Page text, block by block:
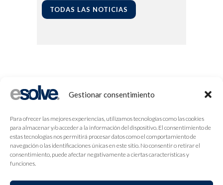
Gestionar consentimiento
Para ofrecer las mejores experiencias, utilizamos tecnologías como las cookies
para almacenar y/o acceder a la información del dispositivo. El consentimiento de
estas tecnologías nos permitirá procesar datos como el comportamiento de
navegación o las identificaciones únicas en este sitio. No consentir o retirar el
consentimiento, puede afectar negativamente a ciertas características y
funciones.
TODAS LAS NOTICIAS